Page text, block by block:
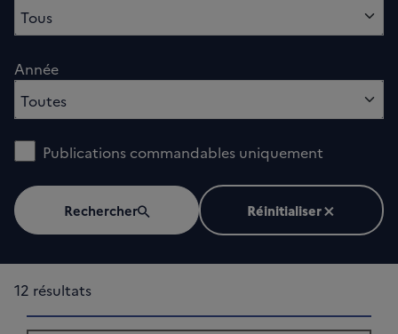
Tous0 option sélectionnés
Année
Toutes0 option sélectionnés
Publications commandables uniquement
Rechercher Réinitialiser
12 résultats